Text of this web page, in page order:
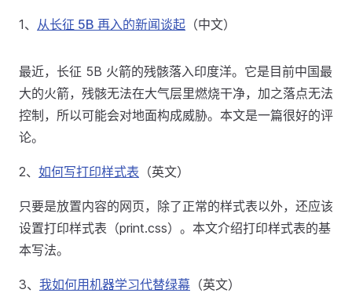
1、 从长征 5B 再入的新闻谈起 （中文）
最近，长征 5B 火箭的残骸落入印度洋。它是目前中国最
大的火箭，残骸无法在大气层里燃烧干净，加之落点无法
控制，所以可能会对地面构成威胁。本文是一篇很好的评
论。
2、 如何写打印样式表 （英文）
只要是放置内容的网页，除了正常的样式表以外，还应该
设置打印样式表（print.css）。本文介绍打印样式表的基
本写法。
3、 我如何用机器学习代替绿幕 （英文）